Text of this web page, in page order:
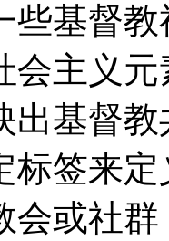
些基督
会主义
出基督
标签来
会或社